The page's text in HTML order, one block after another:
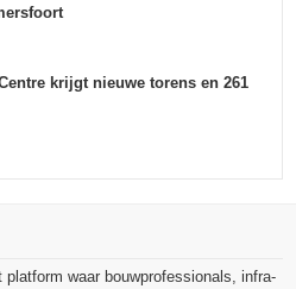
krijgt nieuwe torens en 261
waar bouwprofessionals, infra-